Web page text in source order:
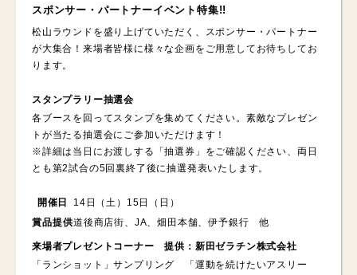
スポンサー・パートナーイベント特集!!
松山ラウンドを盛り上げていただく、スポンサー・パートナー
が大集合！来場者皆様に様々な企画をご用意してお待ちしてお
ります。
スタンプラリー抽選会
各ブースを回ってスタンプを集めてください。素敵なプレゼン
トが当たる抽選会にご参加いただけます！
※詳細は当日にお渡しする「抽選券」をご確認ください、両日
とも第2試合の5回裏終了後に抽選発表いたします。
開催日
14日（土）15日（日）
賞品提供道後商店街、JA、畑田本舗、伊予銀行 他
来場者プレゼントコーナー 提供：新田ゼラチン株式会社
「ランショット」サンプリング 「運動を続けたいアスリー